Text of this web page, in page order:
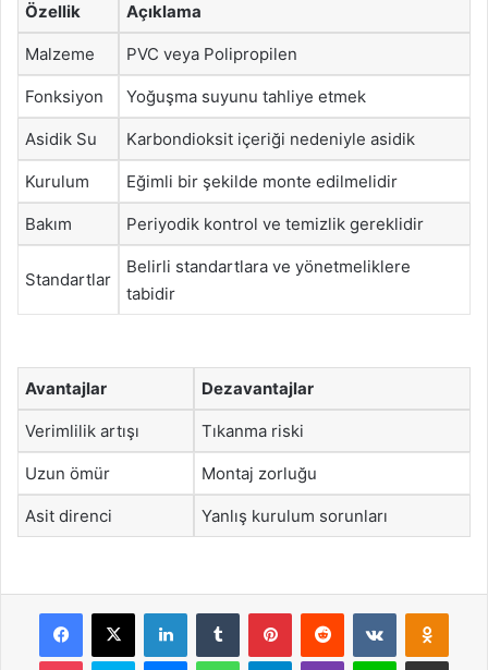
Özellik Açıklama
Malzeme PVC veya Polipropilen
Fonksiyon Yoğuşma suyunu tahliye etmek
Asidik Su Karbondioksit içeriği nedeniyle asidik
Kurulum Eğimli bir şekilde monte edilmelidir
Bakım Periyodik kontrol ve temizlik gereklidir
Standartlar
Belirli standartlara ve yönetmeliklere
tabidir
Avantajlar Dezavantajlar
Verimlilik artışı Tıkanma riski
Uzun ömür Montaj zorluğu
Asit direnci Yanlış kurulum sorunları
Facebook
X LinkedInTumblr PinterestReddit VKontakte
Pocket Skype MessengerWhatsAppTelegramViber Line E-Posta ile